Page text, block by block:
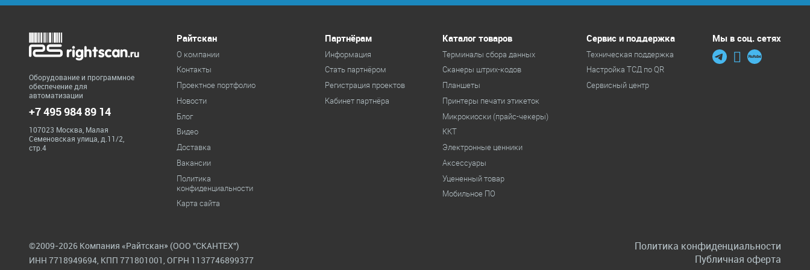
Оборудование и программное
обеспечение для
автоматизации
+7 495 984 89 14
107023 Москва, Малая
Семеновская улица, д.11/2,
стр.4
Райтскан
О компании
Контакты
Проектное портфолио
Новости
Блог
Видео
Доставка
Вакансии
Политика
конфиденциальности
Карта сайта
Партнёрам
Информация
Стать партнёром
Регистрация проектов
Кабинет партнёра
Каталог товаров
Терминалы сбора данных
Cканеры штрих-кодов
Планшеты
Принтеры печати этикеток
Микрокиоски (прайс-чекеры)
ККТ
Электронные ценники
Аксессуары
Уцененный товар
Мобильное ПО
Сервис и поддержка
Техническая поддержка
Настройка ТСД по QR
Сервисный центр
Мы в соц. сетях
©2009-2026 Компания «Райтскан» (ООО "СКАНТЕХ") Политика конфиденциальности
ИНН 7718949694, КПП 771801001, ОГРН 1137746899377 Публичная оферта